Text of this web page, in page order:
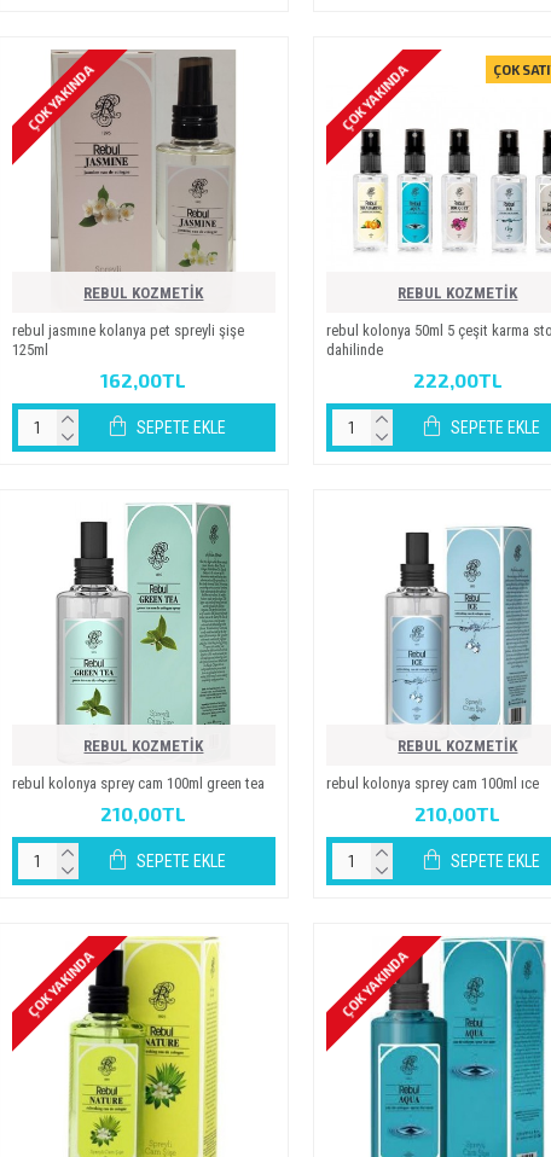
ÇOK YAKINDA
REBUL KOZMETİK
rebul jasmine kolanya pet spreyli̇ şi̇şe
125ml
162,00TL
SEPETE EKLE
ÇOK
ÇOK YAKINDA
REBUL KOZMETİK
rebul kolonya 50ml 5 çeşi̇t karma
dahi̇li̇nde
222,00TL
SEPETE EKLE
REBUL KOZMETİK
rebul kolonya sprey cam 100ml green tea
210,00TL
SEPETE EKLE
REBUL KOZMETİK
rebul kolonya sprey cam 100ml ice
210,00TL
SEPETE EKLE
ÇOK YAKINDA ÇOK YAKINDA